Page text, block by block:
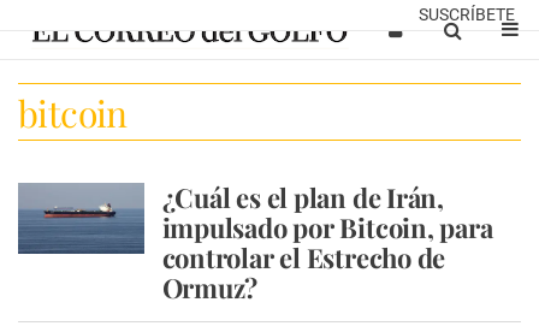
SUSCRÍBETE
bitcoin
¿Cuál es el plan de Irán,
impulsado por Bitcoin, para
controlar el Estrecho de
Ormuz?